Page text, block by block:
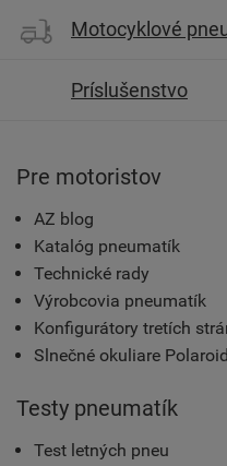
Motocyklové
Príslušenstvo
Pre motoristov
AZ blog
Katalóg pneumatík
Technické rady
Výrobcovia pneumatík
Konfigurátory tretích
Slnečné okuliare
Testy pneumatík
Test letných pneu